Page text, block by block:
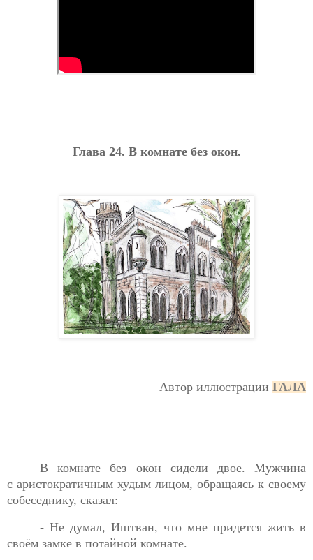
Глава 24. В комнате без окон.
Автор иллюстрации ГАЛА
В комнате без окон сидели двое. Мужчина
с аристократичным худым лицом, обращаясь к своему
собеседнику, сказал:
- Не думал, Иштван, что мне придется жить в
своём замке в потайной комнате.